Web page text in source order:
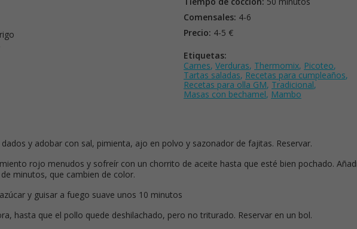
Comensales: 4-6
Precio: 4-5 €
Etiquetas:
Carnes, Verduras, Thermomix, Picoteo,
Tartas saladas, Recetas para cumpleaños,
Recetas para olla GM, Tradicional,
Masas con bechamel, Mambo
y adobar con sal, pimienta, ajo en polvo y sazonador de fajitas. Reservar.
rojo menudos y sofreír con un chorrito de aceite hasta que esté bien pochado.
minutos, que cambien de color.
y guisar a fuego suave unos 10 minutos
hasta que el pollo quede deshilachado, pero no triturado. Reservar en un bol.